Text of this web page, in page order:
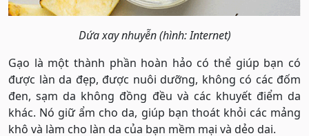
Dứa xay nhuyễn (hình: Internet)
Gạo là một thành phần hoàn hảo có thể giúp bạn có
được làn da đẹp, được nuôi dưỡng, không có các đốm
đen, sạm da không đồng đều và các khuyết điểm da
khác. Nó giữ ẩm cho da, giúp bạn thoát khỏi các mảng
khô và làm cho làn da của bạn mềm mại và dẻo dai.